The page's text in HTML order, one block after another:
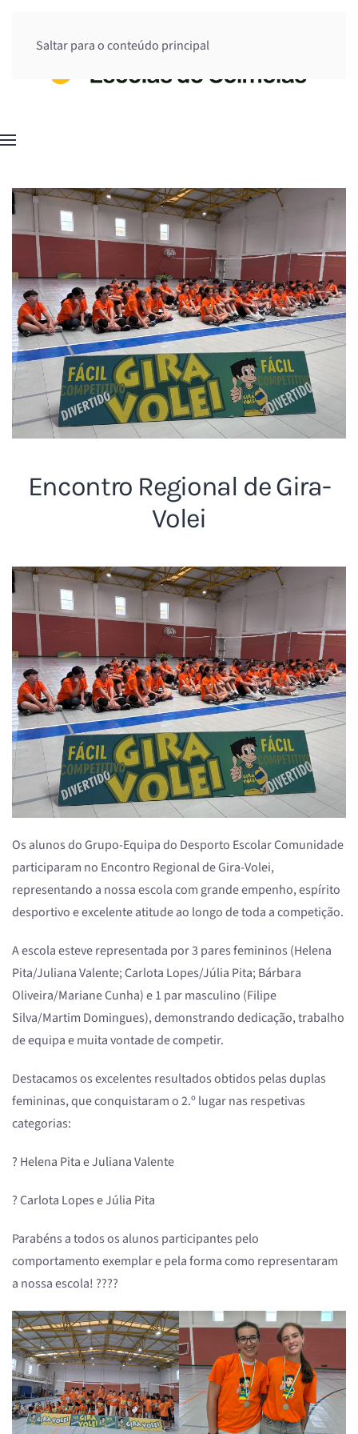
Saltar para o conteúdo principal
Encontro Regional de Gira-
Volei
Os alunos do Grupo-Equipa do Desporto Escolar Comunidade
participaram no Encontro Regional de Gira-Volei,
representando a nossa escola com grande empenho, espírito
desportivo e excelente atitude ao longo de toda a competição.
A escola esteve representada por 3 pares femininos (Helena
Pita/Juliana Valente; Carlota Lopes/Júlia Pita; Bárbara
Oliveira/Mariane Cunha) e 1 par masculino (Filipe
Silva/Martim Domingues), demonstrando dedicação, trabalho
de equipa e muita vontade de competir.
Destacamos os excelentes resultados obtidos pelas duplas
femininas, que conquistaram o 2.º lugar nas respetivas
categorias:
? Helena Pita e Juliana Valente
? Carlota Lopes e Júlia Pita
Parabéns a todos os alunos participantes pelo
comportamento exemplar e pela forma como representaram
a nossa escola! ????